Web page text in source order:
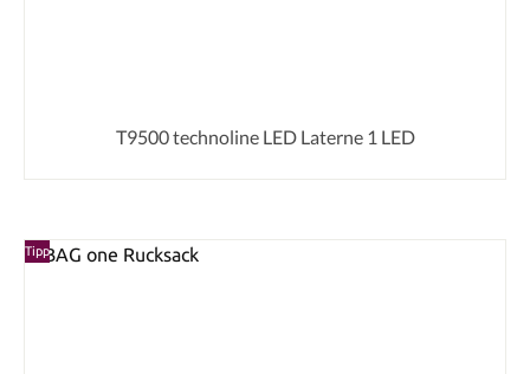
T9500 technoline LED Laterne 1 LED
Tipp